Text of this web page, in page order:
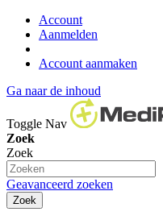
Account
Aanmelden
Account aanmaken
Ga naar de inhoud
Toggle Nav
Zoek
Zoek
Geavanceerd zoeken
Zoek